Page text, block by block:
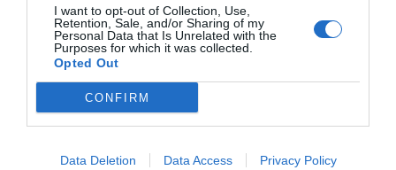
I want to opt-out of Collection, Use,
Retention, Sale, and/or Sharing of my
Personal Data that Is Unrelated with the
Purposes for which it was collected.
Opted Out
CONFIRM
Data Deletion Data Access Privacy Policy
Coronavirus: la pandemia de las clases
dominantes para someter a los pueblos
MANUEL DOMÍNGUEZ MORENO 28/02/2020
Médico de empresa
DAVID ALMORZA GOMAR18/02/2020